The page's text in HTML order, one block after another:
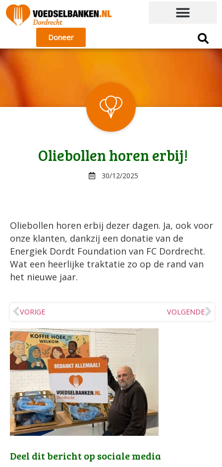
Doneer
Oliebollen horen erbij!
30/12/2025
Oliebollen horen erbij dezer dagen. Ja, ook voor
onze klanten, dankzij een donatie van de
Energiek Dordt Foundation van FC Dordrecht.
Wat een heerlijke traktatie zo op de rand van
het nieuwe jaar.
VORIGE VOLGENDE
Deel dit bericht op sociale media